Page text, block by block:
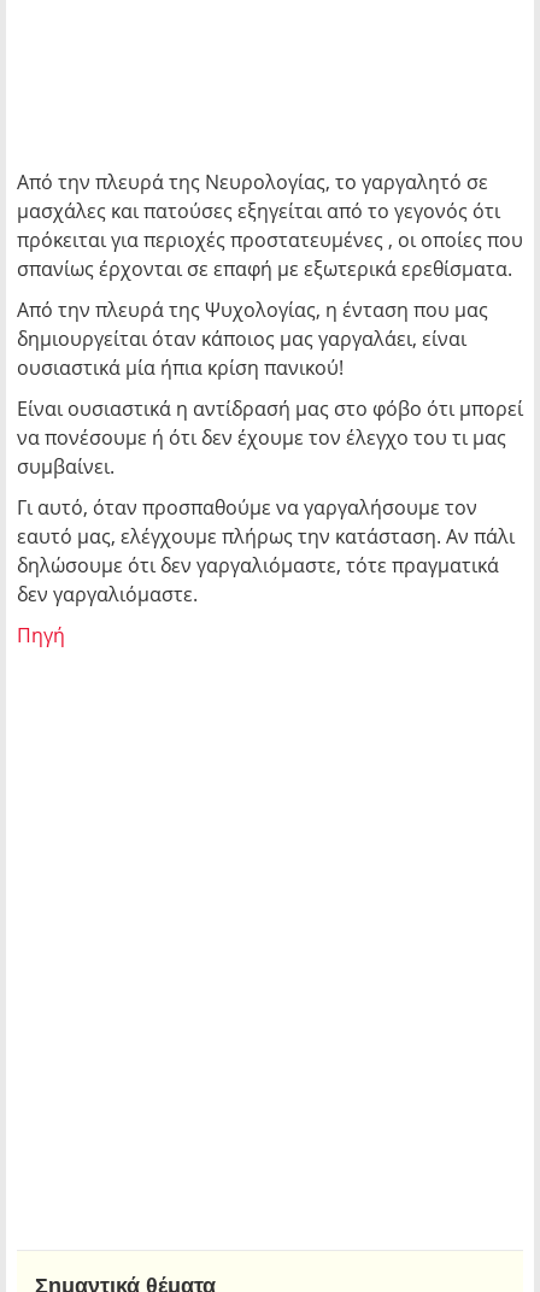
Από την πλευρά της Νευρολογίας, το γαργαλητό σε
μασχάλες και πατούσες εξηγείται από το γεγονός ότι
πρόκειται για περιοχές προστατευμένες , οι οποίες που
σπανίως έρχονται σε επαφή με εξωτερικά ερεθίσματα.
Από την πλευρά της Ψυχολογίας, η ένταση που μας
δημιουργείται όταν κάποιος μας γαργαλάει, είναι
ουσιαστικά μία ήπια κρίση πανικού!
Είναι ουσιαστικά η αντίδρασή μας στο φόβο ότι μπορεί
να πονέσουμε ή ότι δεν έχουμε τον έλεγχο του τι μας
συμβαίνει.
Γι αυτό, όταν προσπαθούμε να γαργαλήσουμε τον
εαυτό μας, ελέγχουμε πλήρως την κατάσταση. Αν πάλι
δηλώσουμε ότι δεν γαργαλιόμαστε, τότε πραγματικά
δεν γαργαλιόμαστε.
Πηγή
Σημαντικά θέματα